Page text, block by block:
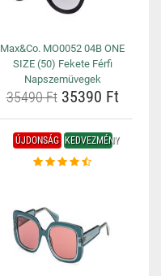
Max&Co. MO0052 04B ONE
SIZE (50) Fekete Férfi
Napszemüvegek
35490 Ft35390 Ft
ÚJDONSÁG KEDVEZMÉNY